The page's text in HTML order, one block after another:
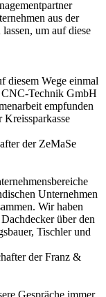
aus der
um auf diese
diesem Wege einmal
Technik GmbH
empfunden
der ZeMaSe
Unternehmen
Wir haben
über den
Tischler und
der Franz &
Gespräche immer